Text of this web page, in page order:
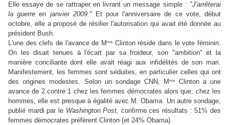
Elle essaye de se rattraper en livrant un message simple : "J'arrêterai
la guerre en janvier 2009."Et pour l'anniversaire de ce vote, début
octobre, elle a proposé de résilier l'autorisation qui avait été donnée au
président Bush.
L'une des clefs de l'avance de M me Clinton réside dans le vote féminin.
On les disait tenues à l'écart par sa froideur, son "ambition" et la
manière conciliante dont elle avait réagi aux infidélités de son mari.
Manifestement, les femmes sont séduites, en particulier celles qui ont
des origines modestes. Selon un sondage CNN, Mme
Clinton a une
avance de 2 contre 1 chez les femmes démocrates alors que, chez les
hommes, elle est presque à égalité avec M. Obama. Un autre sondage,
publié mardi par le Washington Post, confirme ces résultats : 51% des
femmes démocrates préfèrent Clinton (et 24% Obama).